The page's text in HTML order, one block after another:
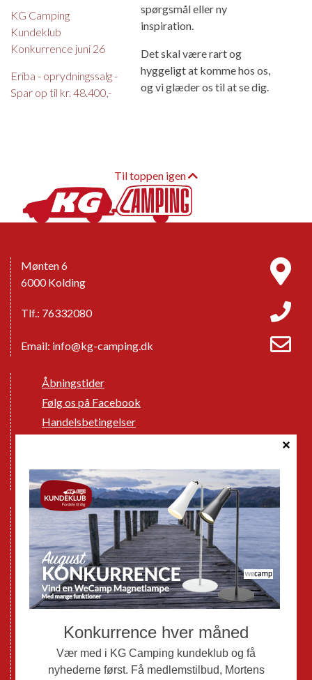
KG Camping
Kundeklub
Konkurrence juni 26
Eriba - oprydningssalg -
Spar op til kr. 48.400,-
spørgsmål eller ny
inspiration.
Det skal være rart og
hyggeligt at komme hos os,
og vi glæder os til at se dig.
Til toppen igen
Mønten 6
6000 Kolding
Tlf.: 76332080
Email: info@kg-camping.dk
Åbningstider
Følg os på Facebook
Handelsbetingelser
GPDR - Optagelse af foto og video
Nye Campingvogne
Nye Autocampere og Vans
Brugte Campingvogne
Brugte Autocampere og Vans
Webshop
Mortens Campingtips
KG Camping Kundeklub
Nyheder